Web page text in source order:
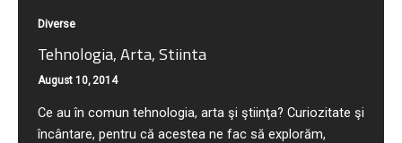
Diverse
Tehnologia, Arta, Stiinta
August 10, 2014
Ce au în comun tehnologia, arta şi ştiinţa? Curiozitate şi
încântare, pentru că acestea ne fac să explorăm,